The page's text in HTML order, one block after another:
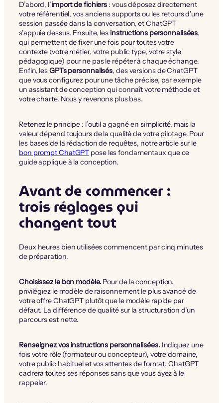
D’abord, l’import de fichiers : vous déposez directement
votre référentiel, vos anciens supports ou les retours d’une
session passée dans la conversation, et ChatGPT
s’appuie dessus. Ensuite, les instructions personnalisées,
qui permettent de fixer une fois pour toutes votre
contexte (votre métier, votre public type, votre style
pédagogique) pour ne pas le répéter à chaque échange.
Enfin, lesGPTs personnalisés, des versions de ChatGPT
que vous configurez pour une tâche précise, par exemple
un assistant de conception qui connaît votre méthode et
votre charte. Nous y revenons plus bas.
Retenez le principe : l’outil a gagné en simplicité, mais la
valeur dépend toujours de la qualité de votre pilotage. Pour
les bases de la rédaction de requêtes, notre article sur le
bon prompt ChatGPT pose les fondamentaux que ce
guide applique à la conception.
Avant de commencer :
trois réglages qui
changent tout
Deux heures bien utilisées commencent par cinq minutes
de préparation.
Choisissez le bon modèle.Pour de la conception,
privilégiez le modèle de raisonnement le plus avancé de
votre offre ChatGPT plutôt que le modèle rapide par
défaut. La différence de qualité sur la structuration d’un
parcours est nette.
Renseignez vos instructions personnalisées.Indiquez une
fois votre rôle (formateur ou concepteur), votre domaine,
votre public habituel et vos attentes de format. ChatGPT
cadrera toutes ses réponses sans que vous ayez à le
rappeler.